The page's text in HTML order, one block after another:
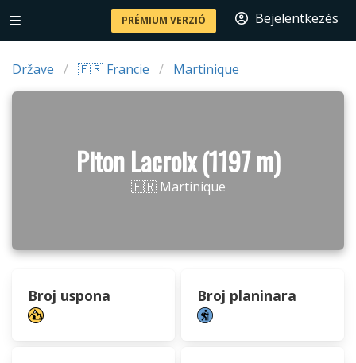
PRÉMIUM VERZIÓ Bejelentkezés
Države 🇫🇷 Francie Martinique
Piton Lacroix (1197 m)
🇫🇷 Martinique
Broj uspona Broj planinara